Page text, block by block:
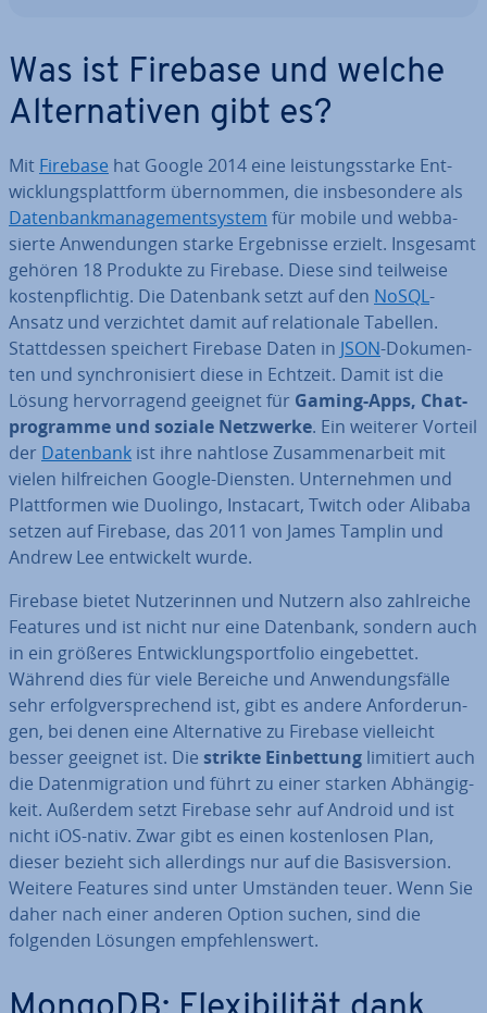
Was ist Firebase und welche
Al­ter­na­ti­ven gibt es?
Mit Firebase hat Google 2014 eine leis­tungs­star­ke Ent­
wick­lungs­platt­form über­nom­men, die ins­be­son­de­re als
Da­ten­bank­ma­nage­ment­sys­tem für mobile und web­ba­
sier­te An­wen­dun­gen starke Er­geb­nis­se erzielt. Insgesamt
gehören 18 Produkte zu Firebase. Diese sind teilweise
kos­ten­pflich­tig. Die Datenbank setzt auf den NoSQL-
Ansatz und ver­zich­tet damit auf re­la­tio­na­le Tabellen.
Statt­des­sen speichert Firebase Daten in JSON-Do­ku­men­
ten und syn­chro­ni­siert diese in Echtzeit. Damit ist die
Lösung her­vor­ra­gend geeignet für Gaming-Apps, Chat­
pro­gram­me und soziale Netzwerke. Ein weiterer Vorteil
der Datenbank ist ihre nahtlose Zu­sam­men­ar­beit mit
vielen hilf­rei­chen Google-Diensten. Un­ter­neh­men und
Platt­for­men wie Duolingo, Instacart, Twitch oder Alibaba
setzen auf Firebase, das 2011 von James Tamplin und
Andrew Lee ent­wi­ckelt wurde.
Firebase bietet Nut­ze­rin­nen und Nutzern also zahl­rei­che
Features und ist nicht nur eine Datenbank, sondern auch
in ein größeres Ent­wick­lungs­port­fo­lio ein­ge­bet­tet.
Während dies für viele Bereiche und An­wen­dungs­fäl­le
sehr er­folg­ver­spre­chend ist, gibt es andere An­for­de­run­
gen, bei denen eine Al­ter­na­ti­ve zu Firebase viel­leicht
besser geeignet ist. Die strikte Ein­bet­tung limitiert auch
die Da­ten­mi­gra­ti­on und führt zu einer starken Ab­hän­gig­
keit. Außerdem setzt Firebase sehr auf Android und ist
nicht iOS-nativ. Zwar gibt es einen kos­ten­lo­sen Plan,
dieser bezieht sich al­ler­dings nur auf die Ba­sis­ver­si­on.
Weitere Features sind unter Umständen teuer. Wenn Sie
daher nach einer anderen Option suchen, sind die
folgenden Lösungen emp­feh­lens­wert.